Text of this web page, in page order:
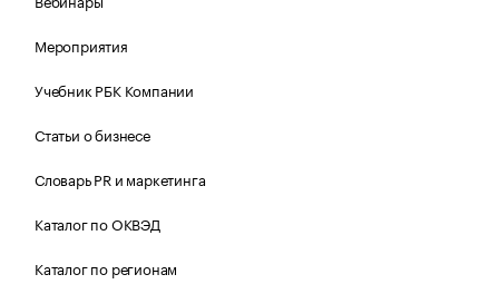
Мероприятия
Учебник РБК Компании
Статьи о бизнесе
Словарь PR и маркетинга
Каталог по ОКВЭД
Каталог по регионам